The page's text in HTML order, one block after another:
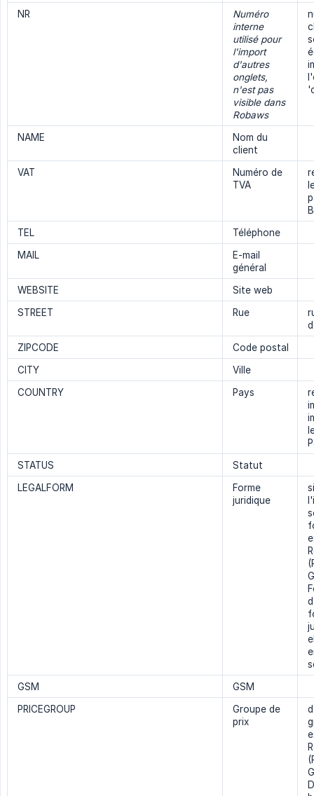
NR
Numéro
interne
utilisé pour
l'import
d'autres
onglets,
n'est pas
visible dans
Robaws
NAME
Nom du
client
VAT
Numéro de
TVA
TEL
Téléphone
MAIL
E-mail
général
WEBSITE
Site web
STREET
Rue
ZIPCODE
Code postal
CITY
Ville
COUNTRY
Pays
STATUS
Statut
LEGALFORM
Forme
juridique
GSM
GSM
PRICEGROUP
Groupe de
prix